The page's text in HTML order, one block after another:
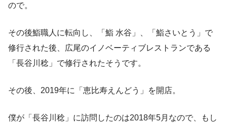
ので。
その後鮨職人に転向し、「鮨 水谷」、「鮨さいとう」で
修行された後、広尾のイノベーティブレストランである
「長谷川稔」で修行されたそうです。
その後、2019年に「恵比寿えんどう」を開店。
僕が「長谷川稔」に訪問したのは2018年5月なので、もし